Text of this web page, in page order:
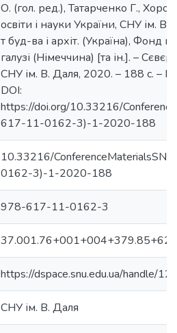
О. (гол. ред.), Татарченко Г.,
освіти і науки України, СНУ ім.
т буд-ва і архіт. (Україна), Фонд
галузі (Німеччина) [та ін.]. –
СНУ ім. В. Даля, 2020. – 188 с. –
DOI:
https://doi.org/10.33216/
617-11-0162-3)-1-2020-188
10.33216/
0162-3)-1-2020-188
978-617-11-0162-3
https://dspace.snu.edu.ua/handle/
СНУ ім. В. Даля